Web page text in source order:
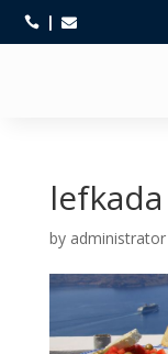
 
by administrator